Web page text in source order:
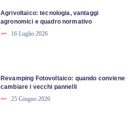
Agrivoltaico: tecnologia, vantaggi
agronomici e quadro normativo
16 Luglio 2026
Revamping Fotovoltaico: quando conviene
cambiare i vecchi pannelli
25 Giugno 2026